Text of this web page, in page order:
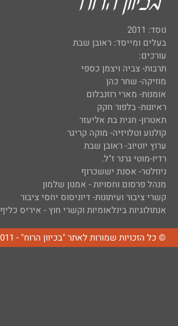
נוסד: 2011
בעלים ומייסד: ראובן שבת
עורכים:
תרבות- צביה ויצמן כספי
מוזיקה- שחר כהן
אומנות- מארי רוזנבלום
ראיונות- בלפור חקק
תאטרון- חגית בת אליעזר
קולנוע וטלויזיה- מוקה קריגר
ערוץ יוטיוב- ראובן שבת
רדיו-מוטי גרנר ז"ל.
ניוזלטר- אסנת יששכרוף
מנהל פרסום וחסויות - אמנון שלמון
קשרי ציבור ועיתונות- דיוניסוס יחסי ציבור
אנתולוגיות בינלאומיות וקשרי חוץ - איריס כליף
© כל הזכויות שמורות לאתר "בכיוון הרוח" - 2011 טל: 050-8517840